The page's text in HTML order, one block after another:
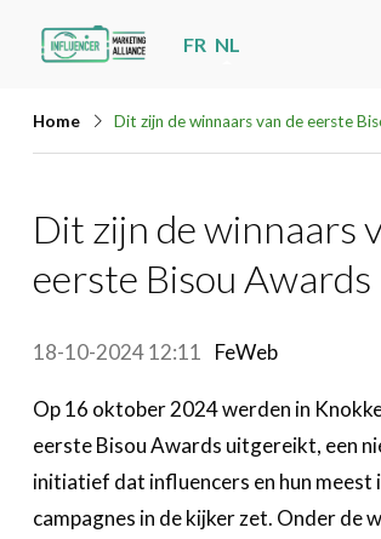
Jump
Jump
main
FR NL
Home Dit zijn de winnaars van de eerste
Dit zijn de winnaars
eerste Bisou Awards
18-10-2024 12:11 FeWeb
Op 16 oktober 2024 werden in
eerste Bisou Awards uitgereikt, een
initiatief dat influencers en hun meest
campagnes in de kijker zet. Onder de
Agenda
Cases
Word lid
Account
Zoeken